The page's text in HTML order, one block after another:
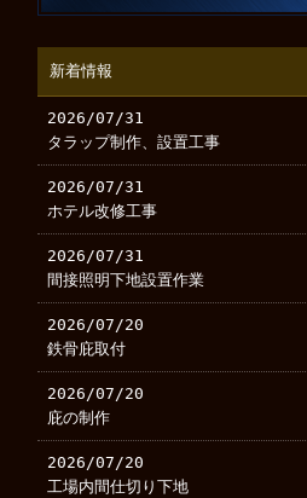
新着情報
2026/07/31
タラップ制作、設置工事
2026/07/31
ホテル改修工事
2026/07/31
間接照明下地設置作業
2026/07/20
鉄骨庇取付
2026/07/20
庇の制作
2026/07/20
工場内間仕切り下地